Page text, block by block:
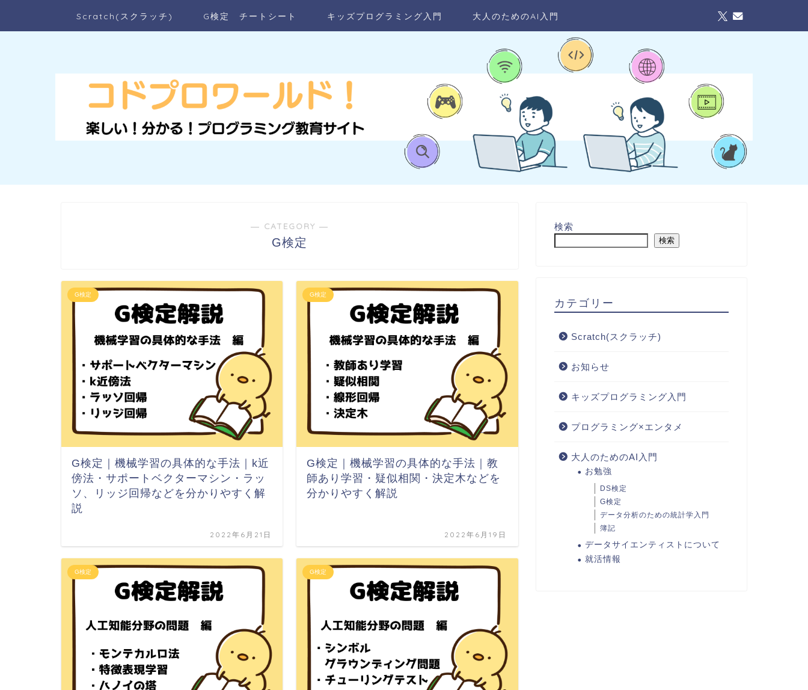
Scratch(スクラッチ) G検定 チートシート キッズプログラミング入門 大人のためのAI入門
― CATEGORY ―
G検定
G検定
G検定｜機械学習の具体的な手法｜k近
傍法・サポートベクターマシン・ラッ
ソ、リッジ回帰などを分かりやすく解
説
2022年6月21日
G検定
G検定｜機械学習の具体的な手法｜教
師あり学習・疑似相関・決定木などを
分かりやすく解説
2022年6月19日
G検定 G検定
検索
検索
カテゴリー
Scratch(スクラッチ)
お知らせ
キッズプログラミング入門
プログラミング×エンタメ
大人のためのAI入門
お勉強
DS検定
G検定
データ分析のための統計学入門
簿記
データサイエンティストについて
就活情報